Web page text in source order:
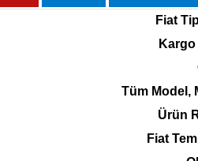
Fiat
Kargo
Tüm Model,
Ürün
Fiat